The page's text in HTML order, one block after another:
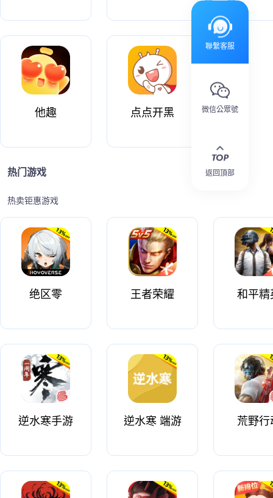
他趣 点点开黑
热门游戏
热卖钜惠游戏
绝区零 王者荣耀 和平精
逆水寒手游 逆水寒 端游 荒野行
聯繫客服
微信公眾號
返回頂部